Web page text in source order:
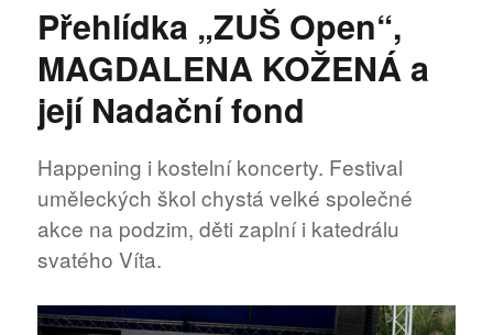
Přehlídka „ZUŠ Open“,
MAGDALENA KOŽENÁ a
její Nadační fond
Happening i kostelní koncerty. Festival
uměleckých škol chystá velké společné
akce na podzim, děti zaplní i katedrálu
svatého Víta.